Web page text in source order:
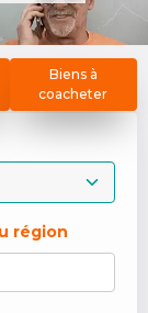
Biens à
coacheter
région